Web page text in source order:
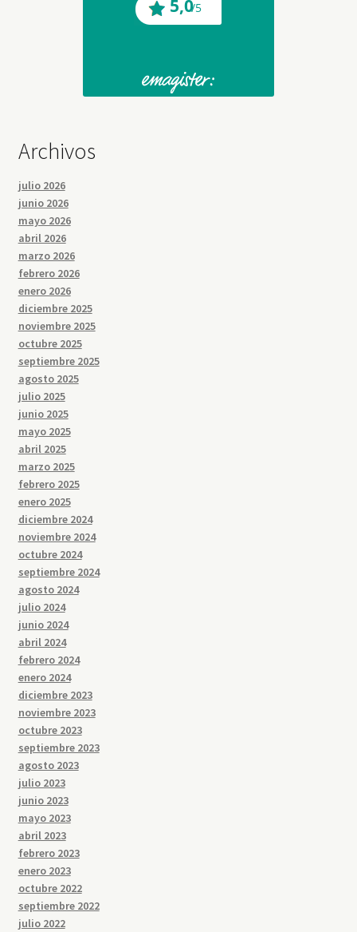
Archivos
julio 2026
junio 2026
mayo 2026
abril 2026
marzo 2026
febrero 2026
enero 2026
diciembre 2025
noviembre 2025
octubre 2025
septiembre 2025
agosto 2025
julio 2025
junio 2025
mayo 2025
abril 2025
marzo 2025
febrero 2025
enero 2025
diciembre 2024
noviembre 2024
octubre 2024
septiembre 2024
agosto 2024
julio 2024
junio 2024
abril 2024
febrero 2024
enero 2024
diciembre 2023
noviembre 2023
octubre 2023
septiembre 2023
agosto 2023
julio 2023
junio 2023
mayo 2023
abril 2023
febrero 2023
enero 2023
octubre 2022
septiembre 2022
julio 2022